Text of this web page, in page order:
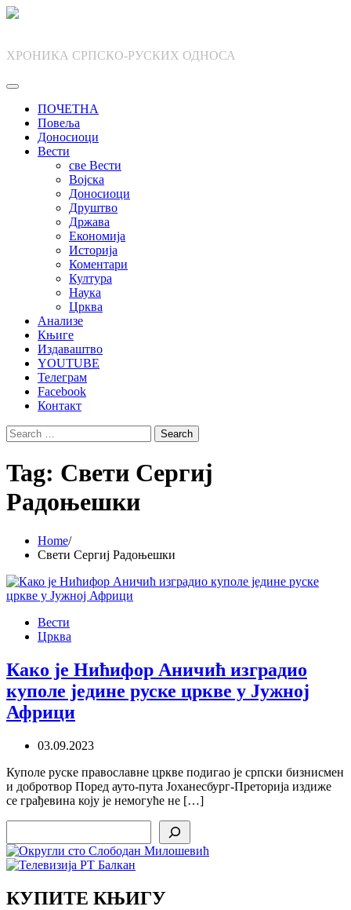
Skip
ХРОНИКА СРПСКО-РУСКИХ ОДНОСА
ПОЧЕТНА
Повеља
Доносиоци
Вести
све Вести
Војска
Доносиоци
Друштво
Држава
Економија
Историја
Коментари
Култура
Наука
Црква
Анализе
Књиге
Издаваштво
YOUTUBE
Телеграм
Facebook
Контакт
Search
for:
Tag: Свети Сергиј
Радоњешки
Home
Свети Сергиј Радоњешки
Вести
Црква
Како је Нићифор Аничић изградио
куполе једине руске цркве у Јужној
Африци
03.09.2023
Куполе руске православне цркве подигао је српски бизнисмен
и добротвор Поред ауто-пута Јоханесбург-Преторија издиже
се грађевина коју је немогуће не […]
КУПИТЕ КЊИГУ